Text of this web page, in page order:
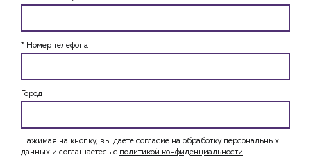
* Номер телефона
Город
Нажимая на кнопку, вы даете согласие на обработку персональных
данных и соглашаетесь c политикой конфиденциальности